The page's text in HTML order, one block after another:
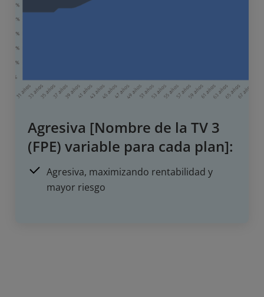
Agresiva [Nombre de la TV 3
(FPE) variable para cada plan]:
Agresiva, maximizando rentabilidad y
mayor riesgo